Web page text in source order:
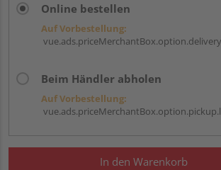
Online bestellen
Auf Vorbestellung:
Beim Händler abholen
Auf Vorbestellung:
In den Warenkorb